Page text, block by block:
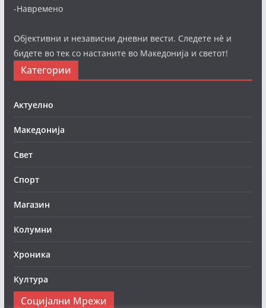
-Навремено
Објективни и независни дневни вести. Следете нè и
бидете во тек со настаните во Македонија и светот!
Категории
Актуелно
Македонија
Свет
Спорт
Магазин
Колумни
Хроника
Култура
Социјални Мрежи